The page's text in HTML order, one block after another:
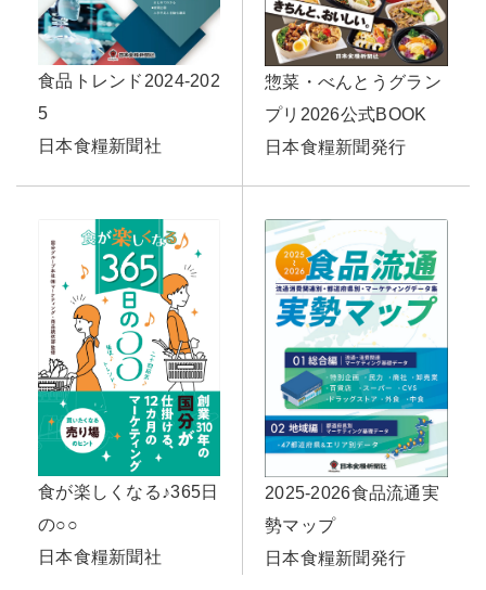
食品トレンド2024-202
5
日本食糧新聞社
惣菜・べんとうグラン
プリ2026公式BOOK
日本食糧新聞発行
食が楽しくなる♪365日
の○○
日本食糧新聞社
2025-2026食品流通実
勢マップ
日本食糧新聞発行